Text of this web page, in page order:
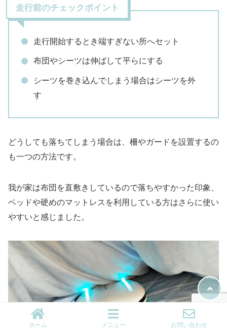
走行前のチェックポイント
走行開始するとき端すぎない所へセット
布団やシーツは伸ばして平らにする
シーツを巻き込んでしまう場合はシーツを外
す
どうしても落ちてしまう場合は、柵やガードを設置するの
も一つの方法です。
我が家は布団を直敷きしているので落ちやすかった印象、
ベッドや硬めのマットレスを利用している方はさらに使い
やすいと感じました。
ホーム メニュー お問い合わせ